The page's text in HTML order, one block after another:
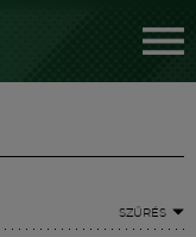
SZŰRÉS